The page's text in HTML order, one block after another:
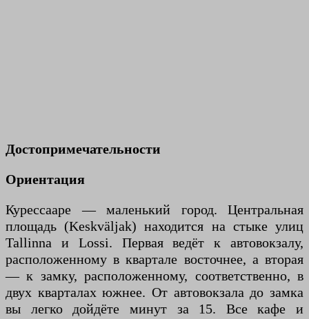
Достопримечательности
Ориентация
Курессааре — маленький город. Центральная
площадь (Keskväljak) находится на стыке улиц
Tallinna и Lossi. Первая ведёт к автовокзалу,
расположенному в квартале восточнее, а вторая
— к замку, расположенному, соответственно, в
двух кварталах южнее. От автовокзала до замка
вы легко дойдёте минут за 15. Все кафе и